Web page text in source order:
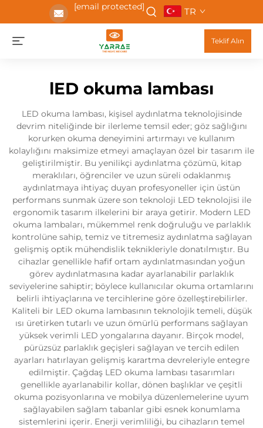
[email protected] TR
Teklif Alın
lED okuma lambası
LED okuma lambası, kişisel aydınlatma teknolojisinde
devrim niteliğinde bir ilerleme temsil eder; göz sağlığını
korurken okuma deneyimini artırmayı ve kullanım
kolaylığını maksimize etmeyi amaçlayan özel bir tasarım ile
geliştirilmiştir. Bu yenilikçi aydınlatma çözümü, kitap
meraklıları, öğrenciler ve uzun süreli odaklanmış
aydınlatmaya ihtiyaç duyan profesyoneller için üstün
performans sunmak üzere son teknoloji LED teknolojisi ile
ergonomik tasarım ilkelerini bir araya getirir. Modern LED
okuma lambaları, mükemmel renk doğruluğu ve parlaklık
kontrolüne sahip, temiz ve titremesiz aydınlatma sağlayan
gelişmiş optik mühendislik teknikleriyle donatılmıştır. Bu
cihazlar genellikle hafif ortam aydınlatmasından yoğun
görev aydınlatmasına kadar ayarlanabilir parlaklık
seviyelerine sahiptir; böylece kullanıcılar okuma ortamlarını
belirli ihtiyaçlarına ve tercihlerine göre özelleştirebilirler.
Kaliteli bir LED okuma lambasının teknolojik temeli, düşük
ısı üretirken tutarlı ve uzun ömürlü performans sağlayan
yüksek verimli LED yongalarına dayanır. Birçok model,
pürüzsüz parlaklık geçişleri sağlayan ve tercih edilen
ayarları hatırlayan gelişmiş karartma devreleriyle entegre
edilmiştir. Çağdaş LED okuma lambası tasarımları
genellikle ayarlanabilir kollar, dönen başlıklar ve çeşitli
okuma pozisyonlarına ve mobilya düzenlemelerine uyum
sağlayabilen sağlam tabanlar gibi esnek konumlama
sistemlerini içerir. Enerji verimliliği, bu cihazların temel